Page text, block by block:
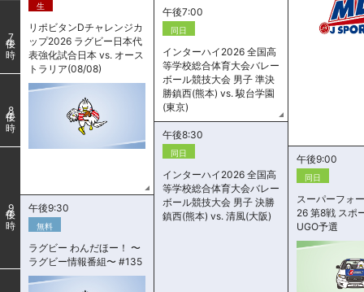
生
リポビタンDチャレンジカ
ップ2026 ラグビー日本代
表強化試合日本 vs. オース
トラリア(08/08)
7
午後7:00
同日
インターハイ2026 全国高
等学校総合体育大会バレー
ボール競技大会 男子 準決
勝鎮西(熊本) vs. 駿台学園
(東京)
8
午後8:30
同日
インターハイ2026 全国高
等学校総合体育大会バレー
ボール競技大会 男子 決勝
鎮西(熊本) vs. 清風(大阪)
9
午後9:00
同日
スーパーフォ
26 第8戦 スポ
UGO予選
午後9:30
無料
ラグビー わんだほー！ 〜
ラグビー情報番組〜 #135